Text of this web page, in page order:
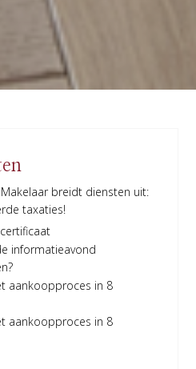
breidt diensten uit:
taxaties!
informatieavond
aankoopproces in 8
aankoopproces in 8